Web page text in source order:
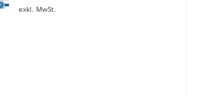
exkl. MwSt.